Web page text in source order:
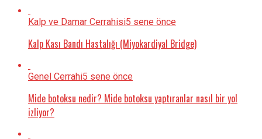
Kalp ve Damar Cerrahisi5 sene önce
Kalp Kası Bandı Hastalığı (Miyokardiyal Bridge)
Genel Cerrahi5 sene önce
Mide botoksu nedir? Mide botoksu yaptıranlar nasıl bir yol
izliyor?